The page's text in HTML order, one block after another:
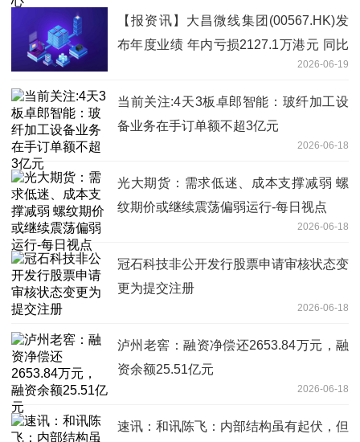
【报资讯】大昌微线集团(00567.HK)发
布年度业绩 年内亏损2127.1万港元 同比
2026-06-19
当前关注:4天3板卓郎智能：玻纤加工设
备业务在手订单额不超3亿元
2026-06-18
光大期货：需求低迷、成本支撑减弱 螺
纹期价或继续震荡偏弱运行-每日视点
2026-06-18
冠石科技非公开发行股票申请审核状态变
更为提交注册
2026-06-18
泸州老窖：融资净偿还2653.84万元，融
资余额25.51亿元
2026-06-18
速讯：和讯陈飞：内部结构虽有起伏，但